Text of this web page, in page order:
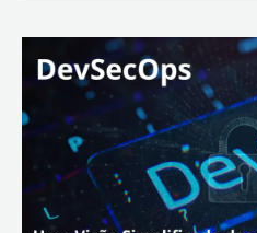
Lance
Rural